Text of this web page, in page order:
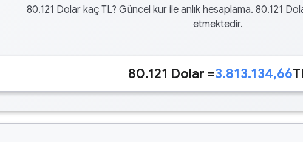
80.121 Dolar kaç TL? Güncel kur ile anlık hesaplama. 80.121
etmektedir.
80.121 Dolar =3.813.134,66